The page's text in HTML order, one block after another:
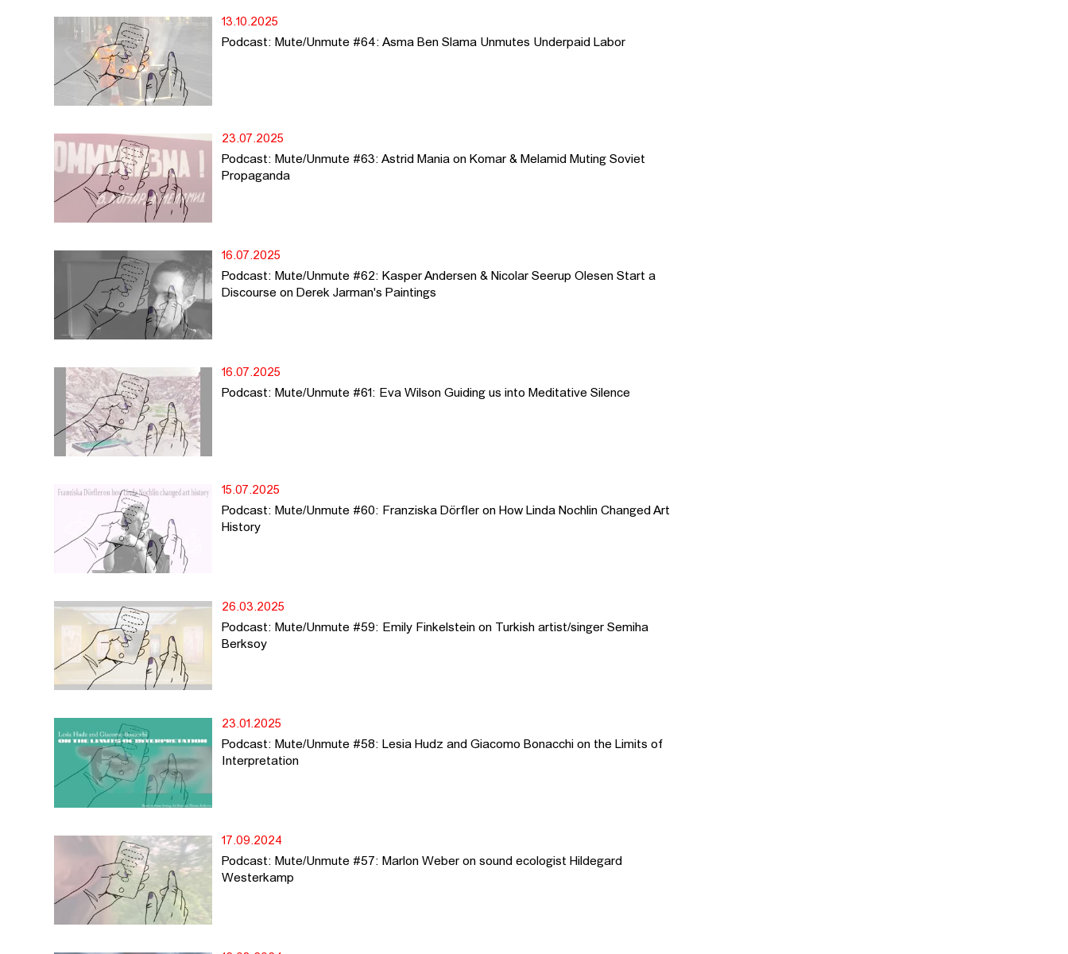
13.10.2025
Podcast: Mute/Unmute #64: Asma Ben Slama Unmutes Underpaid Labor
23.07.2025
Podcast: Mute/Unmute #63: Astrid Mania on Komar & Melamid Muting Soviet
Propaganda
16.07.2025
Podcast: Mute/Unmute #62: Kasper Andersen & Nicolar Seerup Olesen Start a
Discourse on Derek Jarman's Paintings
16.07.2025
Podcast: Mute/Unmute #61: Eva Wilson Guiding us into Meditative Silence
15.07.2025
Podcast: Mute/Unmute #60: Franziska Dörfler on How Linda Nochlin Changed Art
History
26.03.2025
Podcast: Mute/Unmute #59: Emily Finkelstein on Turkish artist/singer Semiha
Berksoy
23.01.2025
Podcast: Mute/Unmute #58: Lesia Hudz and Giacomo Bonacchi on the Limits of
Interpretation
17.09.2024
Podcast: Mute/Unmute #57: Marlon Weber on sound ecologist Hildegard
Westerkamp